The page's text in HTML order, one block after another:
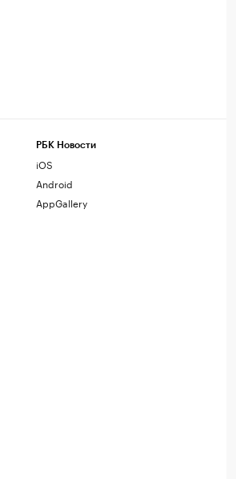
РБК Новости
iOS
Android
AppGallery